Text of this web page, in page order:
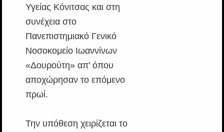
Υγείας Κόνιτσας και στη
συνέχεια στο
Πανεπιστημιακό Γενικό
Νοσοκομείο Ιωαννίνων
«Δουρούτη» απ’ όπου
αποχώρησαν το επόμενο
πρωί.
Την υπόθεση χειρίζεται το